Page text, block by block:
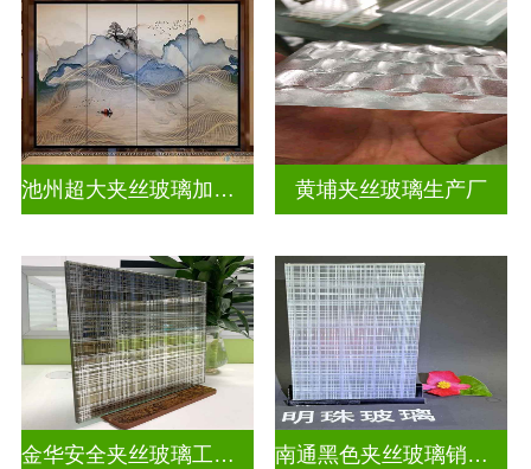
池州超大夹丝玻璃加工店 黄埔夹丝玻璃生产厂
金华安全夹丝玻璃工厂地址 南通黑色夹丝玻璃销售店